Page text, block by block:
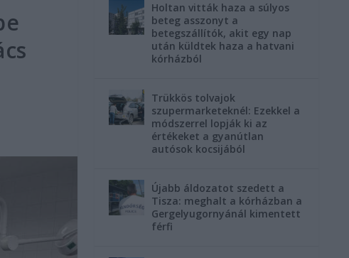
Holtan vitták haza a súlyos
beteg asszonyt a
betegszállítók, akit egy nap
után küldtek haza a hatvani
kórházból
Trükkös tolvajok
szupermarketeknél: Ezekkel a
módszerrel lopják ki az
értékeket a gyanútlan
autósok kocsijából
Újabb áldozatot szedett a
Tisza: meghalt a kórházban a
Gergelyugornyánál kimentett
férfi